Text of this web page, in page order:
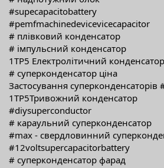
#supecapacitobattery
#pemfmachinedevicevicecapacitor
# плівковий конденсатор
# імпульсний конденсатор
1TP5 Електролітичний конденсатор
# суперконденсатор ціна
Застосування суперконденсаторів
1TP5Тривожний конденсатор
#diysuperconductor
# караульний суперконденсатор
#max - свердловинний
#12voltsupercapacitorbattery
# суперконденсатор фарад